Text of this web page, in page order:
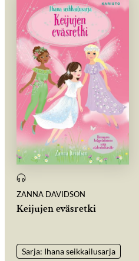
ZANNA DAVIDSON
Keijujen eväsretki
Sarja: Ihana seikkailusarja